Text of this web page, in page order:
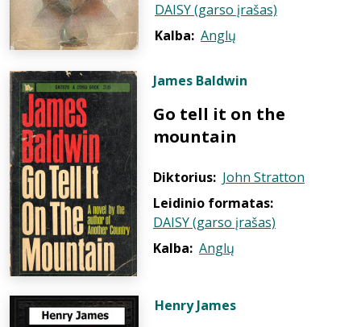
DAISY (garso įrašas)
Kalba: Anglų
James Baldwin
Go tell it on the
mountain
Diktorius: John Stratton
Leidinio formatas:
DAISY (garso įrašas)
Kalba: Anglų
Henry James